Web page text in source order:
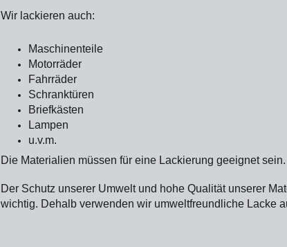
Wir lackieren auch:
Maschinenteile
Motorräder
Fahrräder
Schranktüren
Briefkästen
Lampen
u.v.m.
Die Materialien müssen für eine Lackierung geeignet sein.
Der Schutz unserer Umwelt und hohe Qualität unserer
wichtig. Dehalb verwenden wir umweltfreundliche Lacke